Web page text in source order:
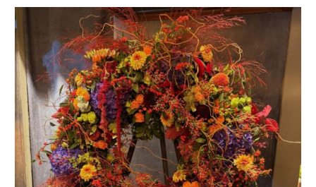
variations.
Les
options
peuvent
être
choisies
sur
la
page
du
produit